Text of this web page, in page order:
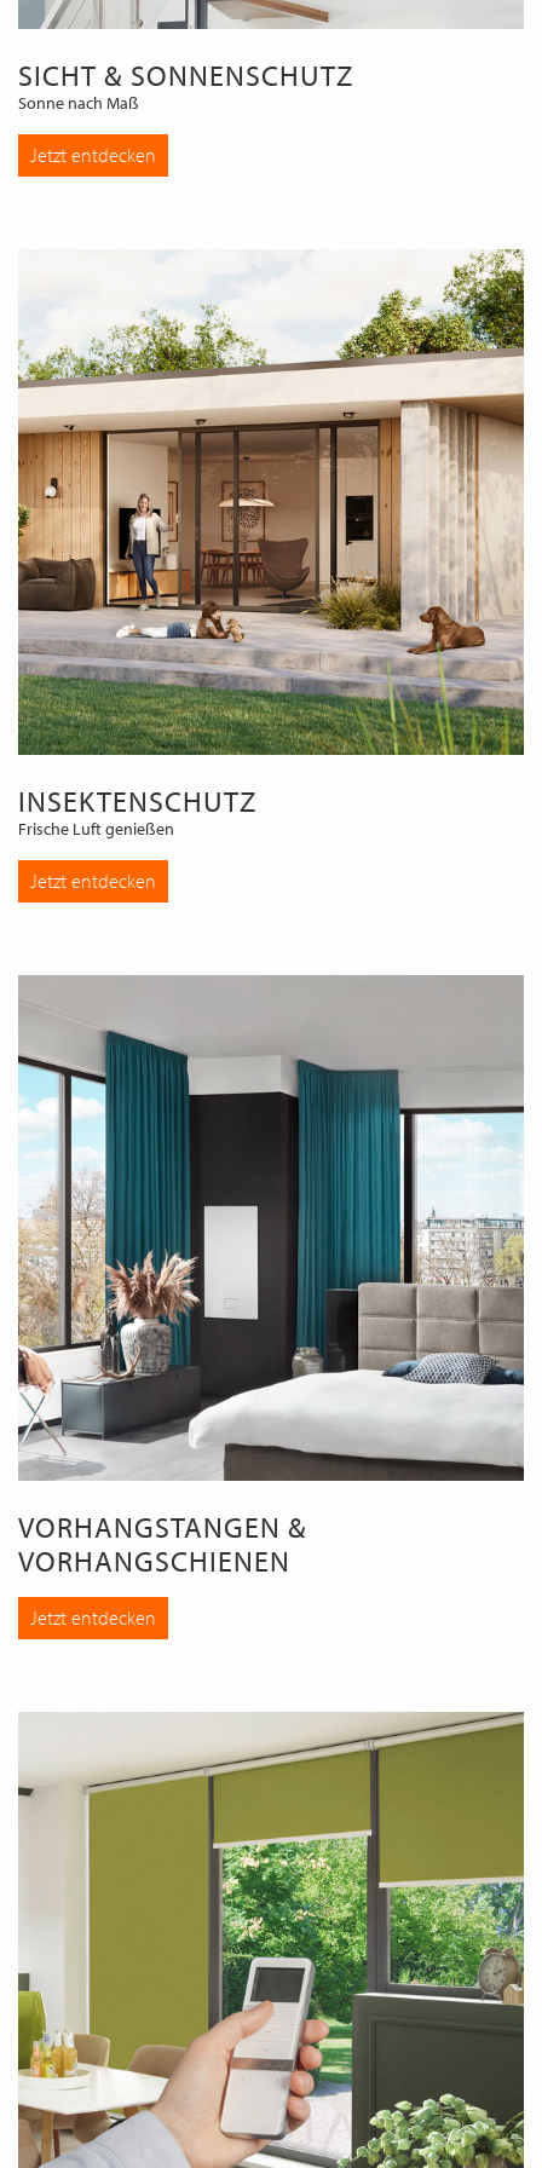
SICHT & SONNENSCHUTZ
Sonne nach Maß
Jetzt entdecken
INSEKTENSCHUTZ
Frische Luft genießen
Jetzt entdecken
VORHANGSTANGEN &
VORHANGSCHIENEN
Jetzt entdecken